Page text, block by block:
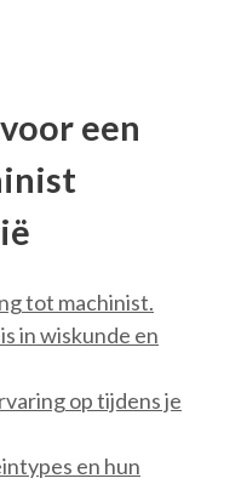
een
tot machinist.
in wiskunde en
op tijdens je
en hun